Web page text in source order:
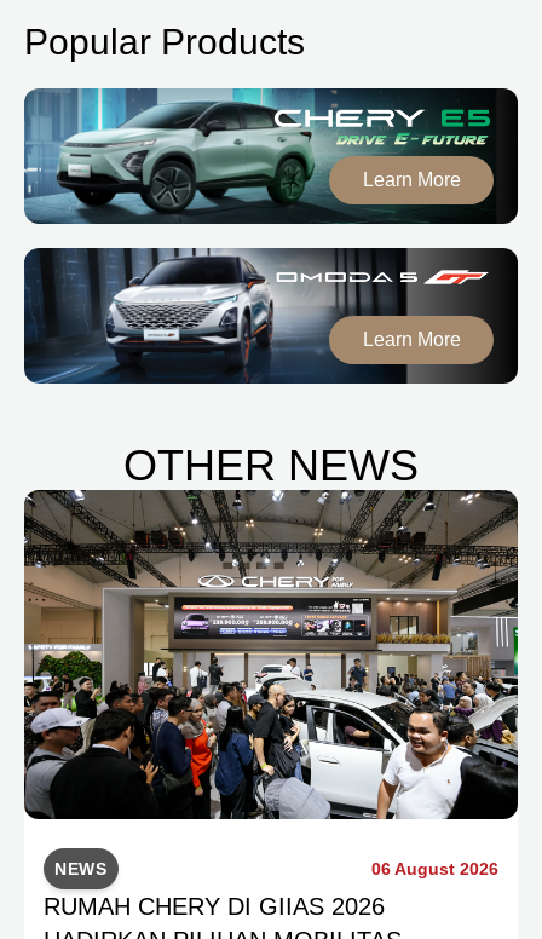
Popular Products
Learn More
Learn More
OTHER NEWS
NEWS 06 August 2026
RUMAH CHERY DI GIIAS 2026